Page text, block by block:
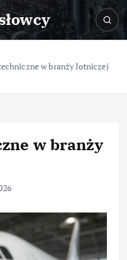
w branży lotniczej
w branży